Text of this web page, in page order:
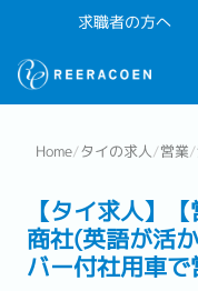
求職者の方へ
Home/タイの求人/営業/
【タイ求人】
商社(英語が活
バー付社用車